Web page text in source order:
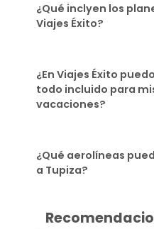
¿Qué inclyen los
Viajes Éxito?
¿En Viajes Éxito
todo incluido para
vacaciones?
¿Qué aerolíneas
a Tupiza?